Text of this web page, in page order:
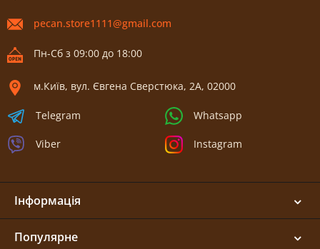
pecan.store1111@gmail.com
Пн-Сб з 09:00 до 18:00
м.Київ, вул. Євгена Сверстюка, 2А, 02000
Telegram
Viber
Whatsapp
Instagram
Інформація
Популярне